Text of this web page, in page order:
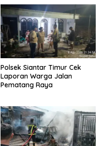
Polsek Siantar Timur Cek
Laporan Warga Jalan
Pematang Raya